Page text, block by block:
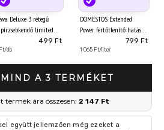
Deluxe 3 rétegű
limited
499 Ft
db
DOMESTOS Extended
Power fertőtlenítő hatású
folyékony tisztítószer
Citrus Fresh 750 ml
799 Ft
1 065 Ft/liter
MIND A 3 TERMÉKET
termék ára összesen: 2 147 Ft
együtt jellemzően még ezeket a